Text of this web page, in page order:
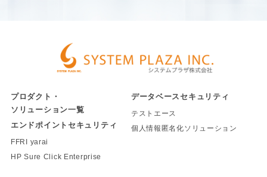
プロダクト・
ソリューション一覧
エンドポイントセキュリティ
FFRI yarai
HP Sure Click Enterprise
データベースセキュリティ
テストエース
個人情報匿名化ソリューション